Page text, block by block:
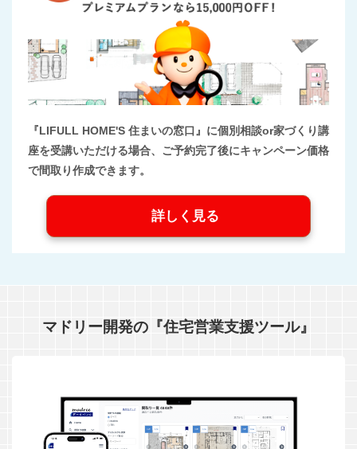
『LIFULL HOME'S 住まいの窓口』に個別相談or家づくり講
座を受講いただける場合、ご予約完了後にキャンペーン価格
で間取り作成できます。
詳しく見る
マドリー開発の『住宅営業支援ツール』